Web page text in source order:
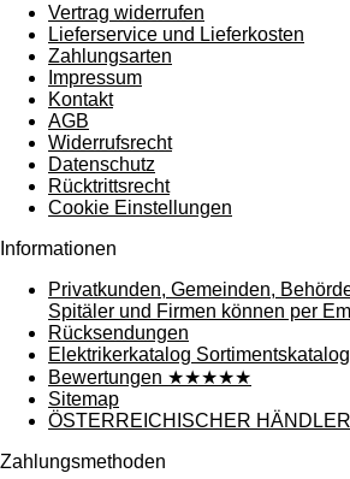
Vertrag widerrufen
Lieferservice und Lieferkosten
Zahlungsarten
Impressum
Kontakt
AGB
Widerrufsrecht
Datenschutz
Rücktrittsrecht
Cookie Einstellungen
Informationen
Privatkunden, Gemeinden,
Spitäler und Firmen können per
Rücksendungen
Elektrikerkatalog Sortimentskatalog
Bewertungen ★★★★★
Sitemap
ÖSTERREICHISCHER HÄNDLER
Zahlungsmethoden